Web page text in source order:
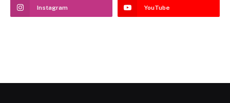
Instagram YouTube